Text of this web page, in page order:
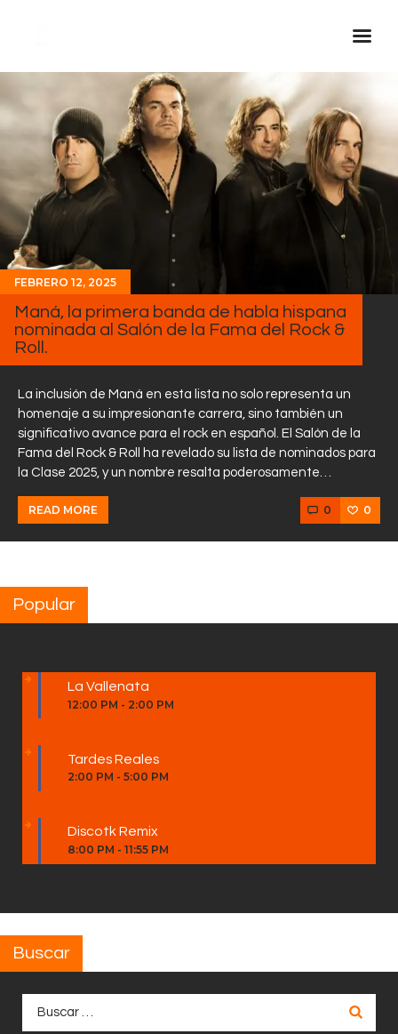
Inicio Real FM
Streaming
En Vivo
Descarga La APP
Noticias
Equipo
Sobre Nosotros
FEBRERO 12, 2025
Maná, la primera banda de habla hispana
nominada al Salón de la Fama del Rock &
Roll.
La inclusión de Maná en esta lista no solo representa un
homenaje a su impresionante carrera, sino también un
significativo avance para el rock en español. El Salón de la
Fama del Rock & Roll ha revelado su lista de nominados para
la Clase 2025, y un nombre resalta poderosamente…
READ MORE 0 0
Popular
La Vallenata
12:00 PM - 2:00 PM
Tardes Reales
2:00 PM - 5:00 PM
Discotk Remix
8:00 PM - 11:55 PM
Buscar